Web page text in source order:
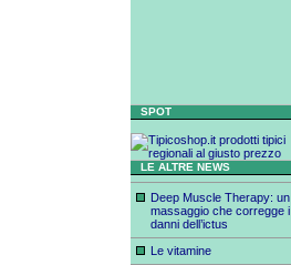
SPOT
LE ALTRE NEWS
Deep Muscle Therapy: un
massaggio che corregge i
danni dell’ictus
Le vitamine